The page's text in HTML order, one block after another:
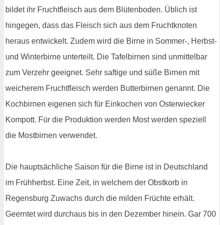
bildet ihr Fruchtfleisch aus dem Blütenboden. Üblich ist
hingegen, dass das Fleisch sich aus dem Fruchtknoten
heraus entwickelt. Zudem wird die Birne in Sommer-, Herbst-
und Winterbirne unterteilt. Die Tafelbirnen sind unmittelbar
zum Verzehr geeignet. Sehr saftige und süße Birnen mit
weicherem Fruchtfleisch werden Butterbirnen genannt. Die
Kochbirnen eigenen sich für Einkochen von Osterwiecker
Kompott. Für die Produktion werden Most werden speziell
die Mostbirnen verwendet.
Die hauptsächliche Saison für die Birne ist in Deutschland
im Frühherbst. Eine Zeit, in welchem der Obstkorb in
Regensburg Zuwachs durch die milden Früchte erhält.
Geerntet wird durchaus bis in den Dezember hinein. Gar 700